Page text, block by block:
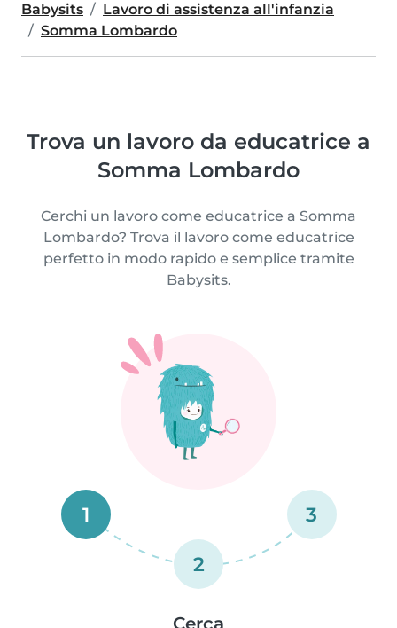
Babysits
Lavoro di assistenza all'infanzia
Somma Lombardo
Trova un lavoro da educatrice a
Somma Lombardo
Cerchi un lavoro come educatrice a Somma
Lombardo? Trova il lavoro come educatrice
perfetto in modo rapido e semplice tramite
Babysits.
1
2
3
Cerca